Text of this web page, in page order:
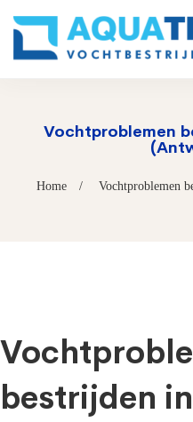
Vochtproblemen
Home Vochtproblemen
bestrijden